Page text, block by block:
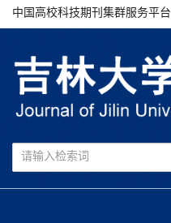
中国高校科技期刊集群服务平台